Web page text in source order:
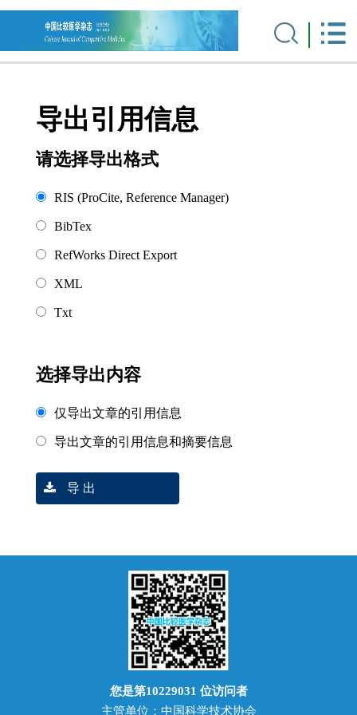
导出引用信息
请选择导出格式
RIS (ProCite, Reference Manager)
BibTex
RefWorks Direct Export
XML
Txt
选择导出内容
仅导出文章的引用信息
导出文章的引用信息和摘要信息
导 出
您是第10229031 位访问者
主管单位：中国科学技术协会